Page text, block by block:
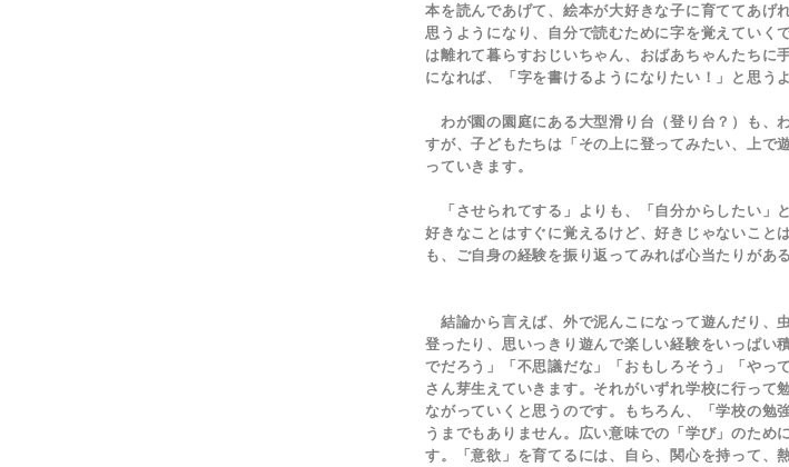
本を読んであげて、絵本が大好きな子に育ててあげ
思うようになり、自分で読むために字を覚えていく
は離れて暮らすおじいちゃん、おばあちゃんたちに
になれば、「字を書けるようになりたい！」と思う
わが園の園庭にある大型滑り台（登り台？）も、
すが、子どもたちは「その上に登ってみたい、上で
っていきます。
「させられてする」よりも、「自分からしたい」
好きなことはすぐに覚えるけど、好きじゃないこと
も、ご自身の経験を振り返ってみれば心当たりがあ
結論から言えば、外で泥んこになって遊んだり、
登ったり、思いっきり遊んで楽しい経験をいっぱい
でだろう」「不思議だな」「おもしろそう」「やっ
さん芽生えていきます。それがいずれ学校に行って
ながっていくと思うのです。もちろん、「学校の勉
うまでもありません。広い意味での「学び」のため
す。「意欲」を育てるには、自ら、関心を持って、